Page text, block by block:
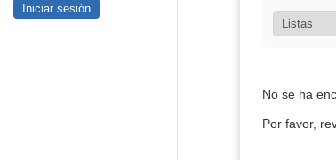
Iniciar sesión
No se ha
Por favor,